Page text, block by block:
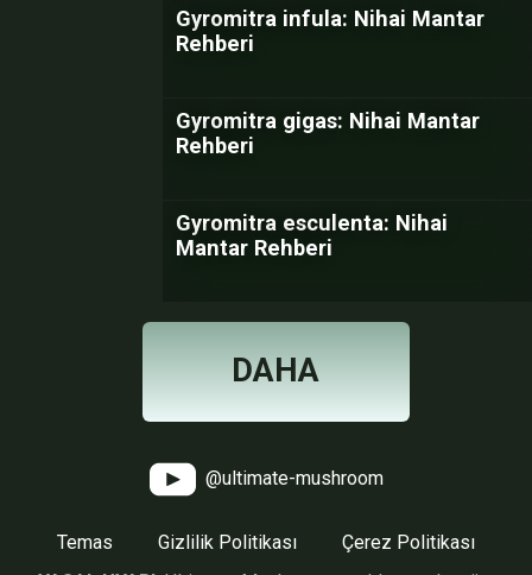
Gyromitra infula: Nihai Mantar
Rehberi
Gyromitra gigas: Nihai Mantar
Rehberi
Gyromitra esculenta: Nihai
Mantar Rehberi
DAHA
@ultimate-mushroom
Temas Gizlilik Politikası
Çerez Politikası